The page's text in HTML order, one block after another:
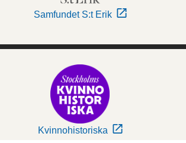
Samfundet S:t Erik
Kvinnohistoriska